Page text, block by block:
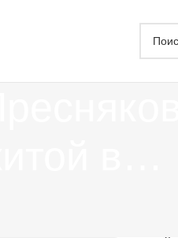
в…